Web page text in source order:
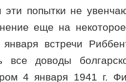
эти попытки не
еще на
встречи
все доводы
4 января 1941 г.